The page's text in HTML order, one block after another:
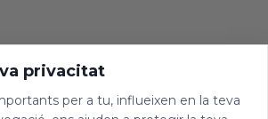
privacitat
per a tu, influeixen en la teva